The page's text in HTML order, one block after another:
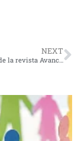
NEXT
Nuevo número de la revista Avances en Supervisión Educativa